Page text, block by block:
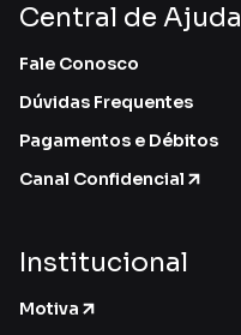
Central de Ajuda
Fale Conosco
Dúvidas Frequentes
Pagamentos e Débitos
Canal Confidencial
Institucional
Motiva